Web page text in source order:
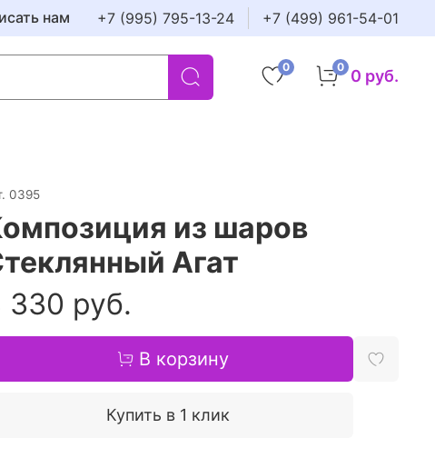
нам +7 (995) 795-13-24 +7 (499) 961-54-01
0 0 0 руб.
0395
из шаров
Агат
330 руб.
В корзину
Купить в 1 клик